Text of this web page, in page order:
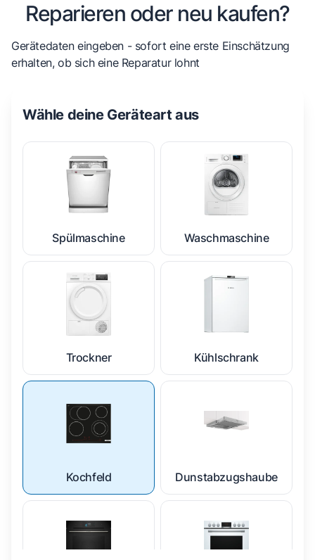
Reparieren oder neu kaufen?
Gerätedaten eingeben - sofort eine erste Einschätzung
erhalten, ob sich eine Reparatur lohnt
Wähle deine Geräteart aus
Spülmaschine Waschmaschine
Trockner Kühlschrank
Kochfeld Dunstabzugshaube